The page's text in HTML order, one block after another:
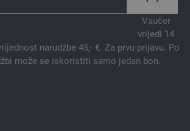
Vaučer
vrijedi 14
narudžbe 45,- €. Za prvu prijavu. Po
može se iskoristiti samo jedan bon.